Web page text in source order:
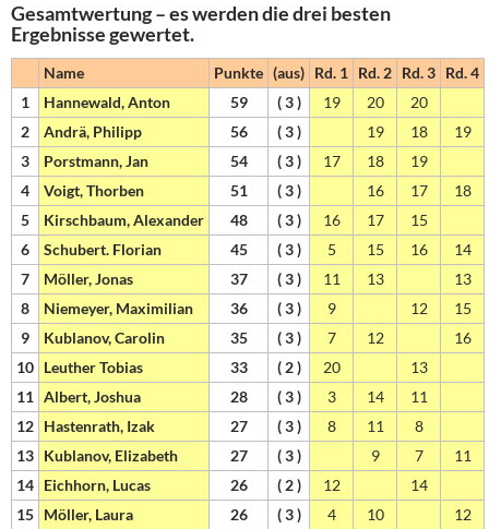
Gesamtwertung – es werden die drei besten
Ergebnisse gewertet.
Name Punkte (aus) Rd. 1 Rd. 2 Rd. 3 Rd. 4
1
Hannewald, Anton 59 ( 3 ) 19 20
20
2
Andrä, Philipp 56 ( 3 ) 19 18
19
3
Porstmann, Jan 54 ( 3 ) 17 18
19
4
Voigt, Thorben 51 ( 3 ) 16 17
18
5
Kirschbaum, Alexander 48 ( 3 ) 16 17
15
6
Schubert. Florian 45 ( 3 ) 5 15 16
14
7
Möller, Jonas 37 ( 3 ) 11 13
13
8
Niemeyer, Maximilian 36 ( 3 ) 9 12
15
9
Kublanov, Carolin 35 ( 3 ) 7 12
16
10 Leuther Tobias 33 ( 2 ) 20
13
11 Albert, Joshua 28 ( 3 ) 3 14
11
12 Hastenrath, Izak 27 ( 3 ) 8 11
8
13 Kublanov, Elizabeth 27 ( 3 ) 9 7
11
14 Eichhorn, Lucas 26 ( 2 ) 12
14
15 Möller, Laura 26 ( 3 ) 4 10
12